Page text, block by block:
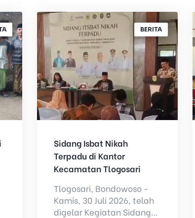
BERITA
Sidang Isbat Nikah
Terpadu di Kantor
Kecamatan Tlogosari
Tlogosari, Bondowoso -
Kamis, 30 Juli 2026, telah
digelar Kegiatan Sidang